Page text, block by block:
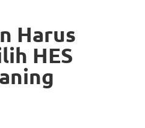
Harus
HES